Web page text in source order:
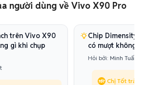
người dùng về Vivo X90 Pro
trên Vivo X90
gì khi chụp
Chip Dimensity
có mượt không?
Hỏi bởi: Minh Tuấn
Chị Tốt trả lời: